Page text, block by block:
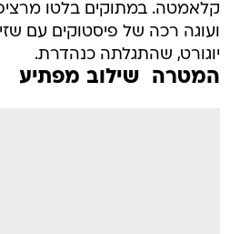
קלאמטה. במתוקים בלטו
ועוגה רכה של פיסטוקים עם
יוגורט, שהתגלתה כנהדרת.
המטרה  שילוב מפתיע